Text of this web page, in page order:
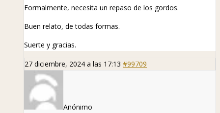
Formalmente, necesita un repaso de los gordos.
Buen relato, de todas formas.
Suerte y gracias.
27 diciembre, 2024 a las 17:13 #99709
Anónimo